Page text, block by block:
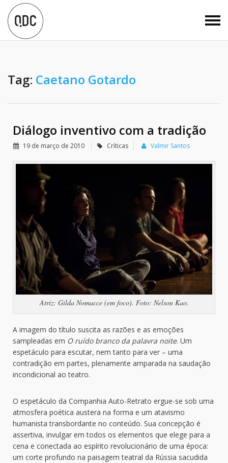
Tag: Caetano Gotardo
Diálogo inventivo com a tradição
19 de março de 2010 Críticas Valmir Santos
Atriz: Gilda Nomacce (em foco). Foto: Nelson Kao.
A imagem do título suscita as razões e as emoções
sampleadas em O ruído branco da palavra noite. Um
espetáculo para escutar, nem tanto para ver – uma
contradição em partes, plenamente amparada na saudação
incondicional ao teatro.
O espetáculo da Companhia Auto-Retrato ergue-se sob uma
atmosfera poética austera na forma e um atavismo
humanista transbordante no conteúdo. Sua concepção é
assertiva, invulgar em todos os elementos que elege para a
cena e conectada ao espírito revolucionário de uma época:
um corte profundo na paisagem teatral da Rússia sacudida